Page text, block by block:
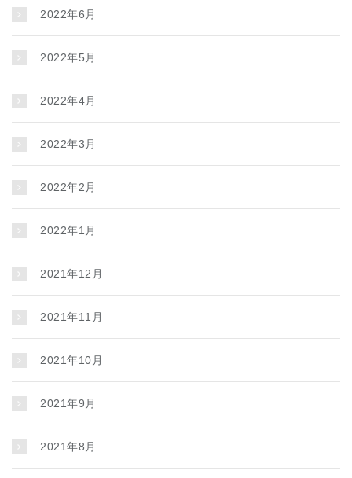
2022年6月
2022年5月
2022年4月
2022年3月
2022年2月
2022年1月
2021年12月
2021年11月
2021年10月
2021年9月
2021年8月